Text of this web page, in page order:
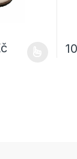
více variant.